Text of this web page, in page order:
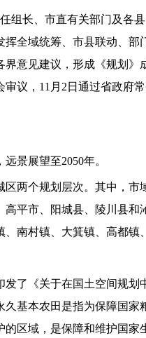
组长、市直有关部门及
全域统筹、市县联动、
意见建议，形成《规划
议，11月2日通过省政府
景展望至2050年。
两个规划层次。其中，
平市、阳城县、陵川县
南村镇、大箕镇、高都镇
了《关于在国土空间规
基本农田是指为保障国
区域，是保障和维护国